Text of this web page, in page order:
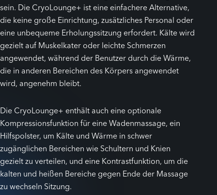
sein. Die CryoLounge+ ist eine einfachere Alternative,
die keine große Einrichtung, zusätzliches Personal oder
eine unbequeme Erholungssitzung erfordert. Kälte wird
gezielt auf Muskelkater oder leichte Schmerzen
angewendet, während der Benutzer durch die Wärme,
die in anderen Bereichen des Körpers angewendet
wird, angenehm bleibt.
Die CryoLounge+ enthält auch eine optionale
Kompressionsfunktion für eine Wadenmassage, ein
Hilfspolster, um Kälte und Wärme in schwer
zugänglichen Bereichen wie Schultern und Knien
gezielt zu verteilen, und eine Kontrastfunktion, um die
kalten und heißen Bereiche gegen Ende der Massage
zu wechseln Sitzung.